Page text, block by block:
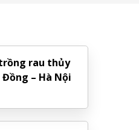
rau thủy
– Hà Nội